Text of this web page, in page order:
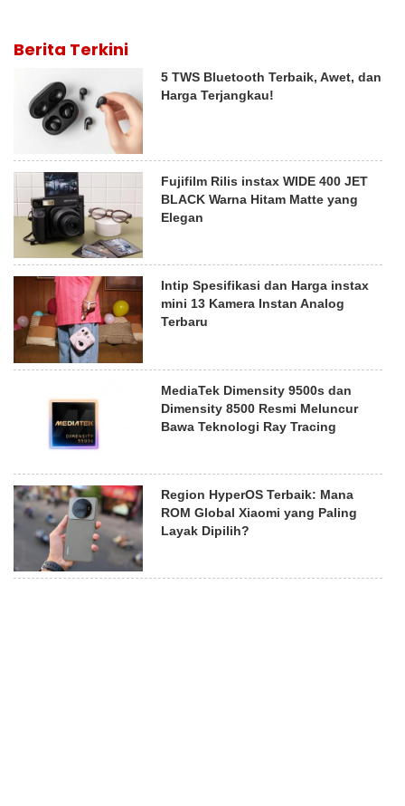
Berita Terkini
5 TWS Bluetooth Terbaik, Awet, dan
Harga Terjangkau!
Fujifilm Rilis instax WIDE 400 JET
BLACK Warna Hitam Matte yang
Elegan
Intip Spesifikasi dan Harga instax
mini 13 Kamera Instan Analog
Terbaru
MediaTek Dimensity 9500s dan
Dimensity 8500 Resmi Meluncur
Bawa Teknologi Ray Tracing
Region HyperOS Terbaik: Mana
ROM Global Xiaomi yang Paling
Layak Dipilih?